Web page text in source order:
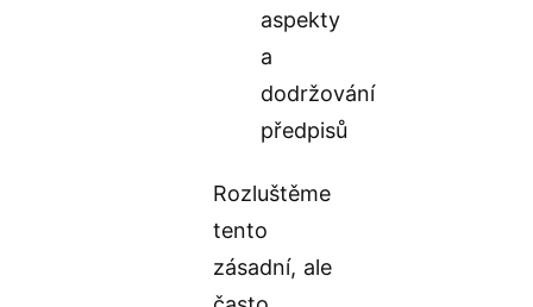
aspekty
a
dodržování
předpisů
Rozluštěme
tento
zásadní, ale